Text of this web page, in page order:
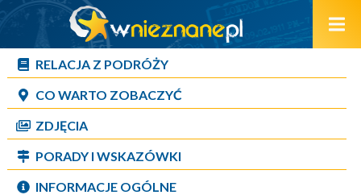
RELACJA Z PODRÓŻY
CO WARTO ZOBACZYĆ
ZDJĘCIA
PORADY I WSKAZÓWKI
INFORMACJE OGÓLNE